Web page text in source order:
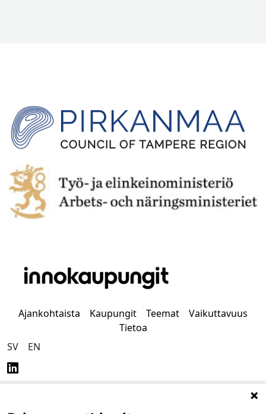
Ajankohtaista Kaupungit Teemat
Vaikuttavuus
Tietoa
SV
EN